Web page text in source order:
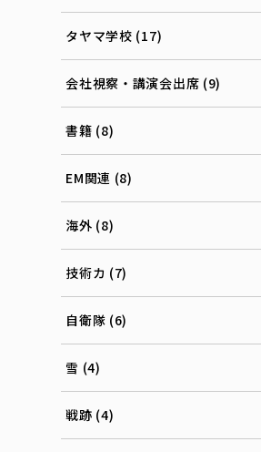
タヤマ学校 (17)
会社視察・講演会出席 (9)
書籍 (8)
EM関連 (8)
海外 (8)
技術カ (7)
自衛隊 (6)
雪 (4)
戦跡 (4)